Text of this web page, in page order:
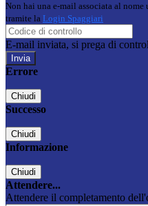
Non hai una e-mail associata al
tramite la Login Spaggiari
E-mail inviata, si prega di
Errore
Chiudi
Successo
Chiudi
Informazione
Chiudi
Attendere...
Attendere il completamento